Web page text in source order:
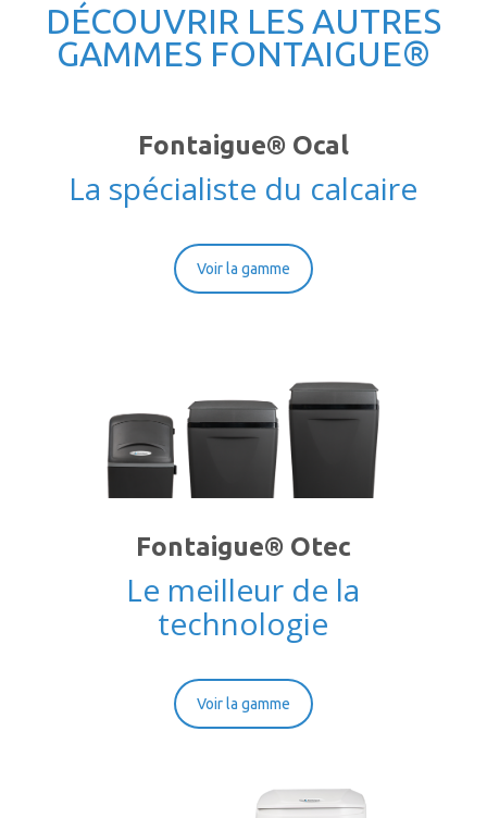
DÉCOUVRIR LES AUTRES
GAMMES FONTAIGUE®
Fontaigue® Ocal
La spécialiste du calcaire
Voir la gamme
Fontaigue® Otec
Le meilleur de la
technologie
Voir la gamme